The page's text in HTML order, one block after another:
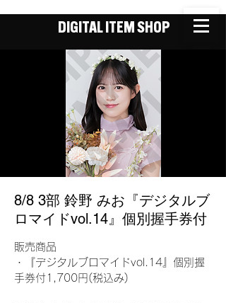
DIGITAL ITEM SHOP
8/8 3部 鈴野 みお『デジタルブ
ロマイドvol.14』個別握手券付
販売商品
・『デジタルブロマイドvol.14』個別握
手券付1,700円(税込み)